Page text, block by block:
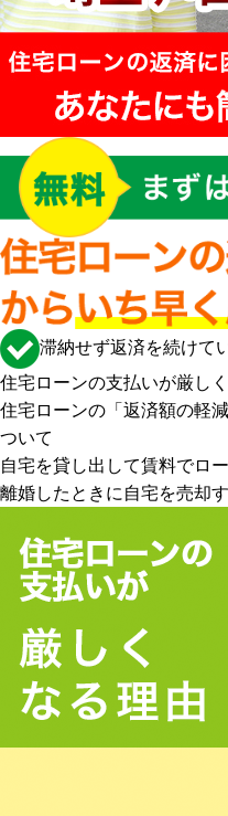
滞納せず返済を続けて
住宅ローンの支払いが厳し
住宅ローンの「返済額の軽
ついて
自宅を貸し出して賃料でロ
離婚したときに自宅を売却